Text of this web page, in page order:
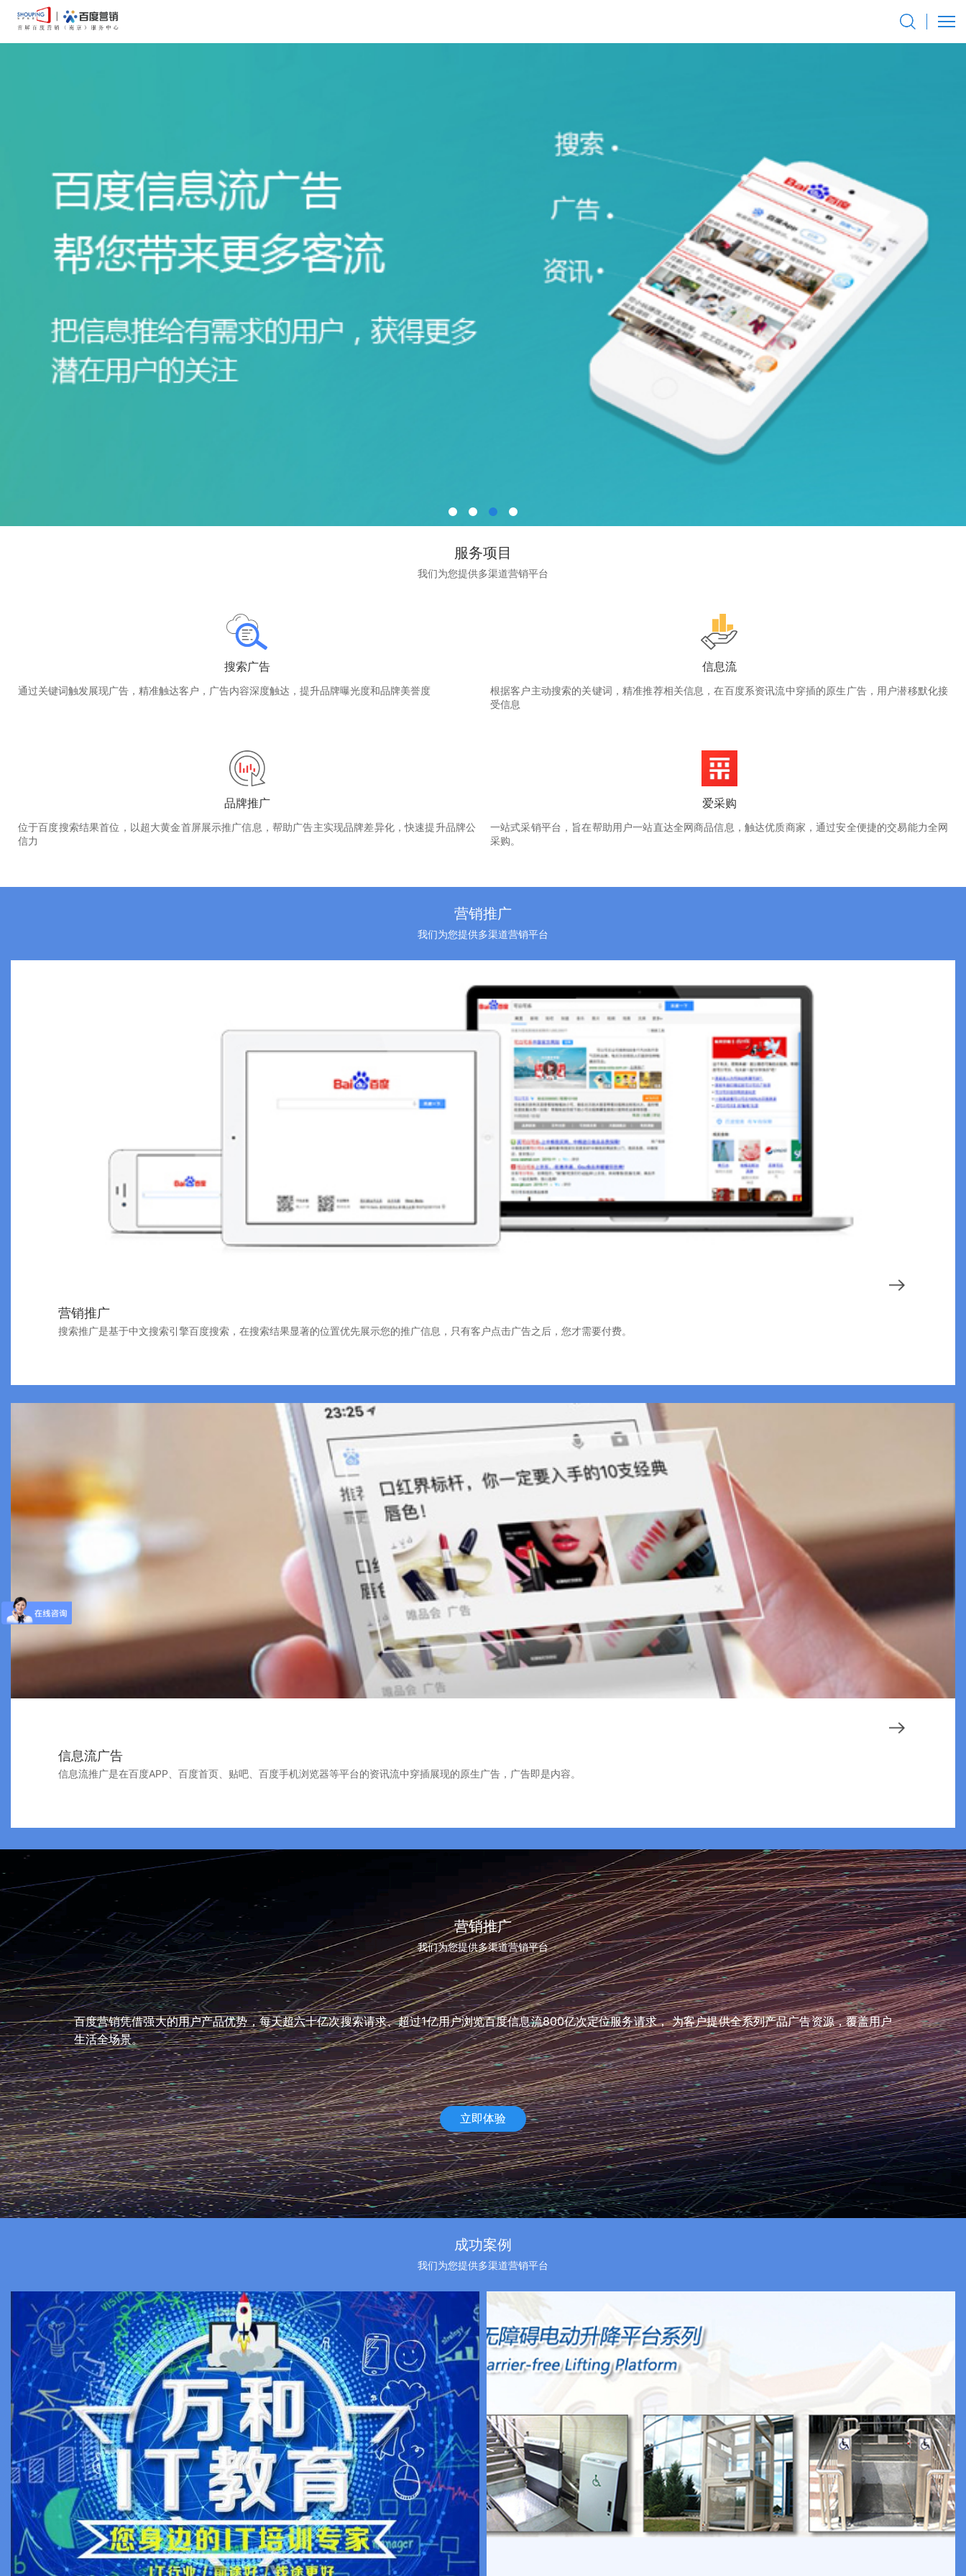
服务项目
我们为您提供多渠道营销平台
搜索广告
通过关键词触发展现广告，精准触达客户，广告内容深度触达，提升品牌曝光度和品牌美誉度
信息流
根据客户主动搜索的关键词，精准推荐相关信息，在百度系资讯流中穿插的原生广告，用户潜移默化接
受信息
品牌推广
位于百度搜索结果首位，以超大黄金首屏展示推广信息，帮助广告主实现品牌差异化，快速提升品牌公
信力
爱采购
一站式采销平台，旨在帮助用户一站直达全网商品信息，触达优质商家，通过安全便捷的交易能力全网
采购。
营销推广
我们为您提供多渠道营销平台
营销推广
搜索推广是基于中文搜索引擎百度搜索，在搜索结果显著的位置优先展示您的推广信息，只有客户点击广告之后，您才需要付费。
信息流广告
信息流推广是在百度APP、百度首页、贴吧、百度手机浏览器等平台的资讯流中穿插展现的原生广告，广告即是内容。
营销推广
我们为您提供多渠道营销平台
百度营销凭借强大的用户产品优势，每天超六十亿次搜索请求、超过1亿用户浏览百度信息流800亿次定位服务请求， 为客户提供全系列产品广告资源，覆盖用户
生活全场景。
立即体验
成功案例
我们为您提供多渠道营销平台